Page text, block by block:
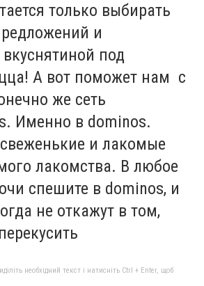
только выбирать
и
под
А вот поможет нам с
же сеть
Именно в dominos.
и лакомые
лакомства. В любое
спешите в dominos, и
не откажут в том,
необхідний текст і натисніть Ctrl + Enter, щоб